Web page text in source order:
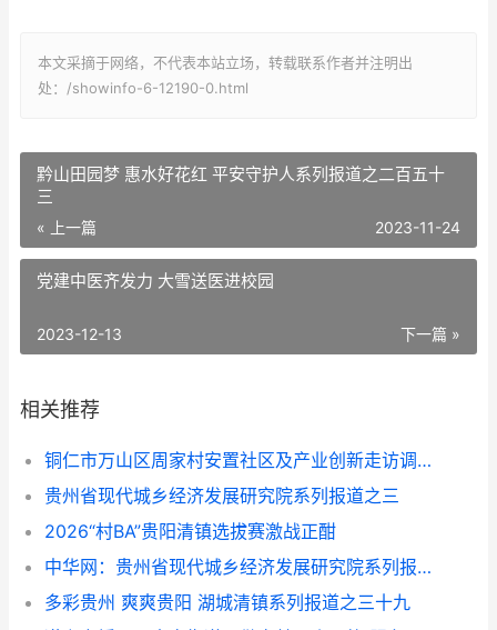
本文采摘于网络，不代表本站立场，转载联系作者并注明出
处：/showinfo-6-12190-0.html
黔山田园梦 惠水好花红 平安守护人系列报道之二百五十
三
« 上一篇 2023-11-24
党建中医齐发力 大雪送医进校园
下一篇 »
2023-12-13
相关推荐
铜仁市万山区周家村安置社区及产业创新走访调研侧记
贵州省现代城乡经济发展研究院系列报道之三
2026“村BA”贵阳清镇选拔赛激战正酣
中华网：贵州省现代城乡经济发展研究院系列报道之一
多彩贵州 爽爽贵阳 湖城清镇系列报道之三十九